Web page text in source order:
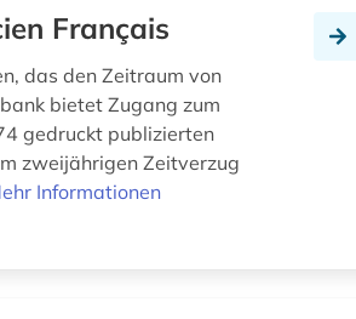
Français
das den Zeitraum von
bietet Zugang zum
gedruckt publizierten
zweijährigen Zeitverzug
Informationen